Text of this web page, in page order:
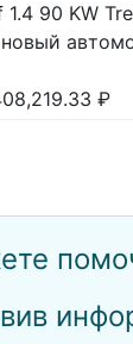
90 KW
₽